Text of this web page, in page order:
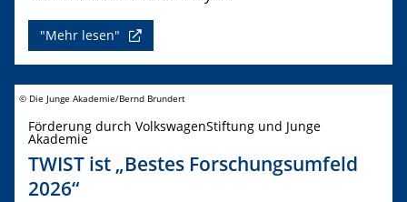
"Mehr lesen"
© Die Junge Akademie/Bernd Brundert
Förderung durch VolkswagenStiftung und Junge
Akademie
TWIST ist „Bestes Forschungsumfeld
2026“